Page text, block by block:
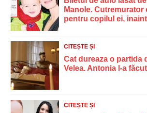
Manole. Cutremurator
pentru copilul ei,
CITEȘTE ȘI
Cat dureaza o partida
Velea. Antonia l-a
CITEȘTE ȘI